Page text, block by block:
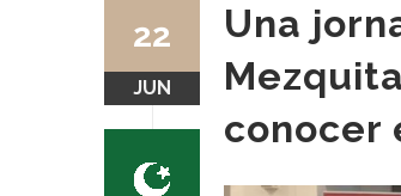
Una
conocer
22
JUN